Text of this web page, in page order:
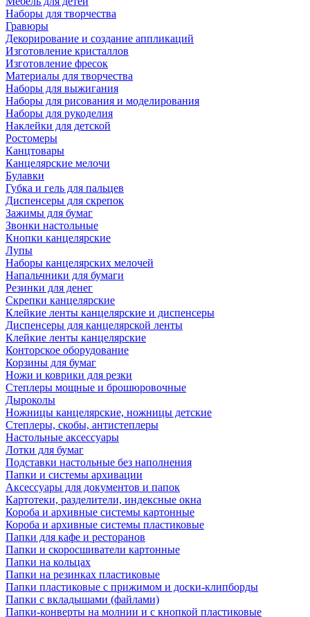
Наборы для творчества
Гравюры
Декорирование и создание аппликаций
Изготовление кристаллов
Изготовление фресок
Материалы для творчества
Наборы для выжигания
Наборы для рисования и моделирования
Наборы для рукоделия
Наклейки для детской
Ростомеры
Канцтовары
Канцелярские мелочи
Булавки
Губка и гель для пальцев
Диспенсеры для скрепок
Зажимы для бумаг
Звонки настольные
Кнопки канцелярские
Лупы
Наборы канцелярских мелочей
Напальчники для бумаги
Резинки для денег
Скрепки канцелярские
Клейкие ленты канцелярские и диспенсеры
Диспенсеры для канцелярской ленты
Клейкие ленты канцелярские
Конторское оборудование
Корзины для бумаг
Ножи и коврики для резки
Степлеры мощные и брошюровочные
Дыроколы
Ножницы канцелярские, ножницы детские
Степлеры, скобы, антистеплеры
Настольные аксессуары
Лотки для бумаг
Подставки настольные без наполнения
Папки и системы архивации
Аксессуары для документов и папок
Картотеки, разделители, индексные окна
Короба и архивные системы картонные
Короба и архивные системы пластиковые
Папки для кафе и ресторанов
Папки и скоросшиватели картонные
Папки на кольцах
Папки на резинках пластиковые
Папки пластиковые с прижимом и доски-клипборды
Папки с вкладышами (файлами)
Папки-конверты на молнии и с кнопкой пластиковые